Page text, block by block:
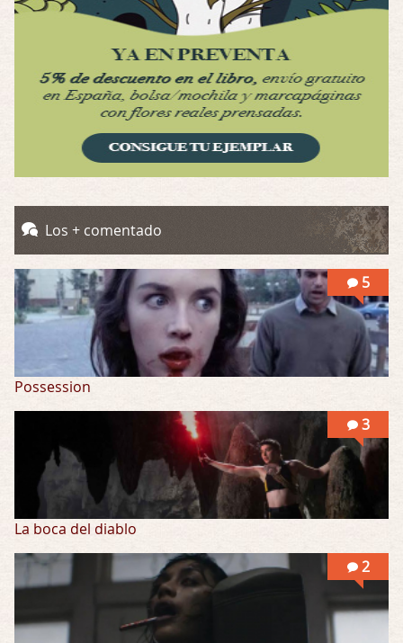
Por: Luar
Se llama la posesión en castellano, está …
Por: Mariano
Una película normalita, nada del otro mun …
Obsession
Possession
Por: Mountain
Llevo toda una vida para verla y nunca lo …
Los + comentado
5
Possession
3
La boca del diablo
2